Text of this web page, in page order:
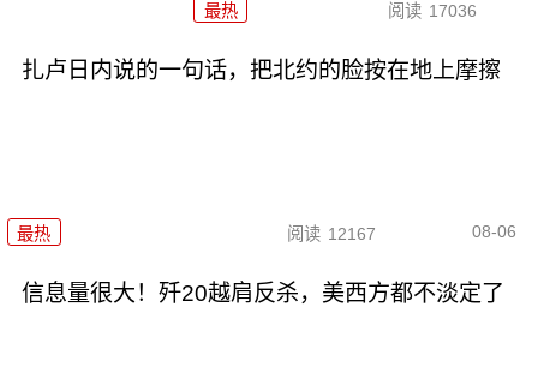
最热 阅读 17036
扎卢日内说的一句话，把北约的脸按在地上摩擦
最热 阅读 12167 08-06
信息量很大！歼20越肩反杀，美西方都不淡定了